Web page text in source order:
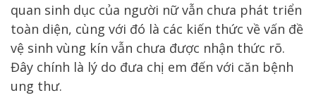
quan sinh dục của người nữ vẫn chưa phát triển
toàn diện, cùng với đó là các kiến thức về vấn đề
vệ sinh vùng kín vẫn chưa được nhận thức rõ.
Đây chính là lý do đưa chị em đến với căn bệnh
ung thư.